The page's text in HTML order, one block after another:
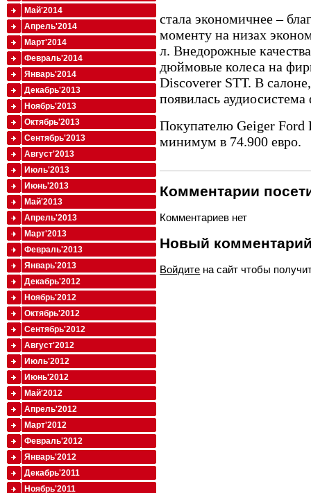
стала экономичнее –
моменту на низах
л. Внедорожные
дюймовые колеса на
Discoverer STT. В
появилась
Покупателю Geiger Ford
минимум в 74.900 евро.
Комментарии
Комментариев нет
Новый
Войдите на сайт чтобы
Май'2014
Апрель'2014
Март'2014
Февраль'2014
Январь'2014
Декабрь'2013
Ноябрь'2013
Октябрь'2013
Сентябрь'2013
Август'2013
Июль'2013
Июнь'2013
Май'2013
Апрель'2013
Март'2013
Февраль'2013
Январь'2013
Декабрь'2012
Ноябрь'2012
Октябрь'2012
Сентябрь'2012
Август'2012
Июль'2012
Июнь'2012
Май'2012
Апрель'2012
Март'2012
Февраль'2012
Январь'2012
Декабрь'2011
Ноябрь'2011